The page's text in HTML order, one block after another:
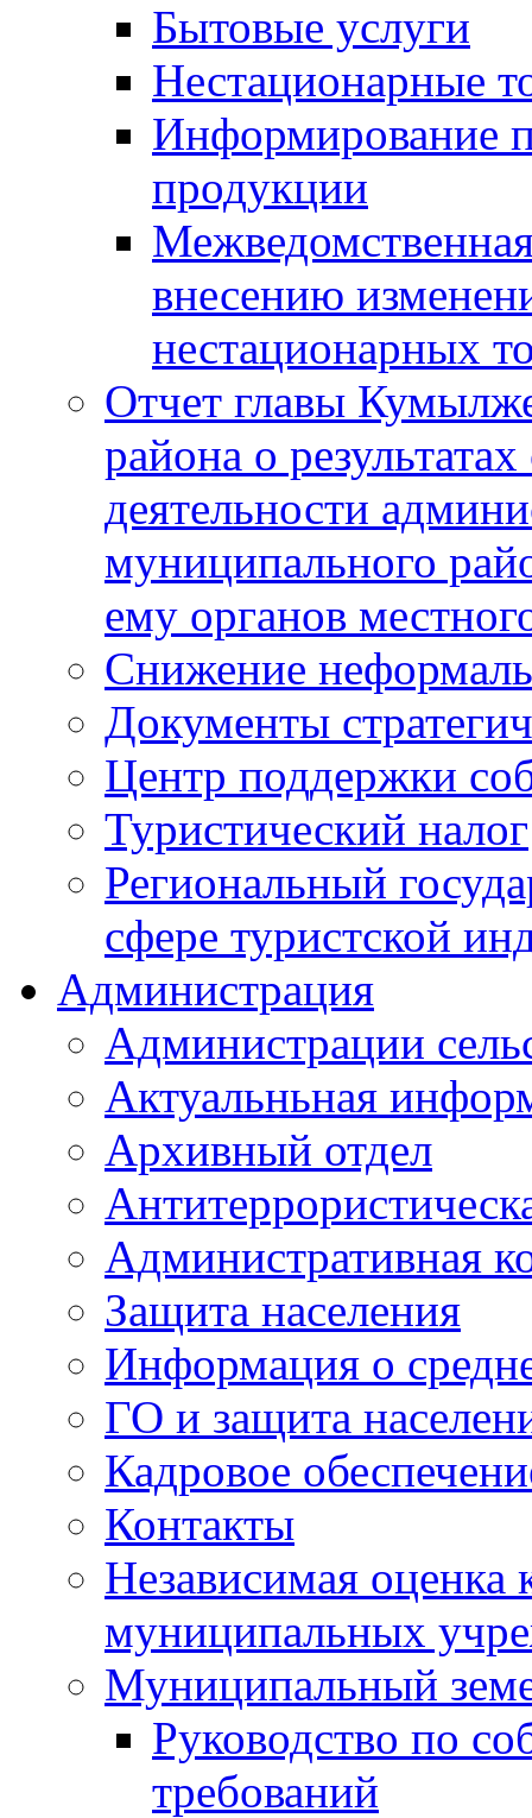
Бытовые услуги
Нестационарные
Информирование
продукции
внесению
нестационарных
Отчет главы
района о
деятельности
муниципального
ему органов
Снижение
Документы
Центр поддержки
Туристический налог
Региональный
сфере туристской
Администрация
Администрации
Актуальньная
Архивный отдел
Административная
Защита населения
Информация о
ГО и защита
Кадровое
Контакты
Независимая оценка
муниципальных
Муниципальный
Руководство по
требований